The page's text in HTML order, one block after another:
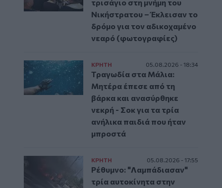
τρισάγιο στη μνήμη του
Νικήστρατου – Έκλεισαν το
δρόμο για τον αδικοχαμένο
νεαρό (φωτογραφίες)
ΚΡΗΤΗ 05.08.2026 - 18:34
Τραγωδία στα Μάλια:
Μητέρα έπεσε από τη
βάρκα και ανασύρθηκε
νεκρή - Σοκ για τα τρία
ανήλικα παιδιά που ήταν
μπροστά
ΚΡΗΤΗ 05.08.2026 - 17:55
Ρέθυμνο: "Λαμπάδιασαν"
τρία αυτοκίνητα στην